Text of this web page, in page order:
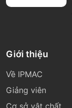
Giới thiệu
Về IPMAC
Giảng viên